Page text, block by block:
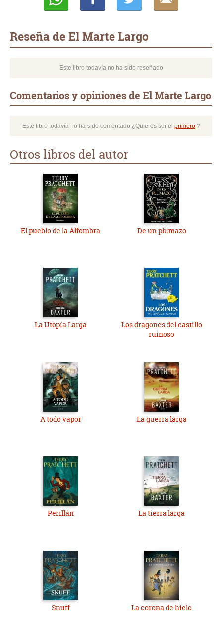
Reseña de El Marte Largo
Este libro todavía no ha sido reseñado
Comentarios y opiniones de El Marte Largo
Este libro todavía no ha sido comentado ¿Quieres ser el primero?
Otros libros del autor
El pueblo de la Alfombra De un plumazo
La Utopía Larga
Los dragones del castillo
ruinoso
A todo vapor La guerra larga
Perillán La tierra larga
Snuff La corona de hielo